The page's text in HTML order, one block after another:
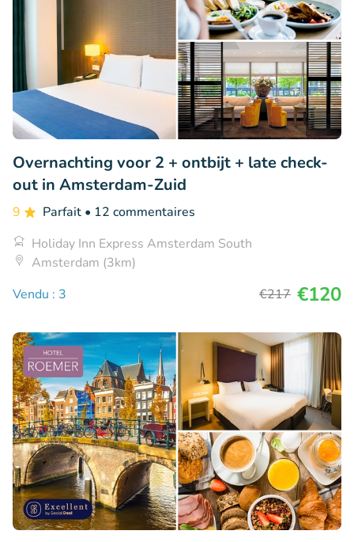
Overnachting voor 2 + ontbijt + late check-
out in Amsterdam-Zuid
9 Parfait • 12 commentaires
Holiday Inn Express Amsterdam South
Amsterdam (3km)
Vendu : 3
€217 €120